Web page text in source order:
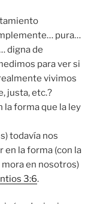
pura…
digna de
para ver si
vivimos
justa, etc.?
la forma que la ley
todavía nos
en la forma (con la
mora en nosotros)
3:6.